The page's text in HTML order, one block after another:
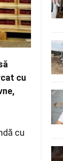
cu
cu